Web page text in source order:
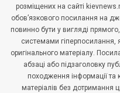
розміщених на сайті
обов’язкового посилання на
повинно бути у вигляді
системами гіперпосилання,
оригінального матеріалу.
абзаці або підзаголовку
походження інформації та
матеріалів без дотримання